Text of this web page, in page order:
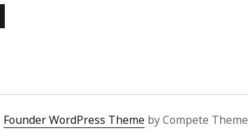
Founder WordPress Theme by Compete